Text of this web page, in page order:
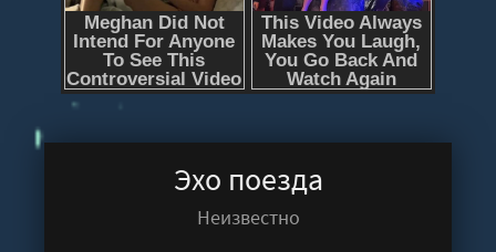
Эхо поезда
Неизвестно